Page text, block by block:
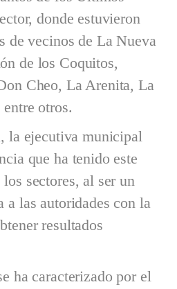
donde estuvieron
de vecinos de La Nueva
de los Coquitos,
Cheo, La Arenita, La
otros.
la ejecutiva municipal
que ha tenido este
sectores, al ser un
a las autoridades con la
resultados
ha caracterizado por el